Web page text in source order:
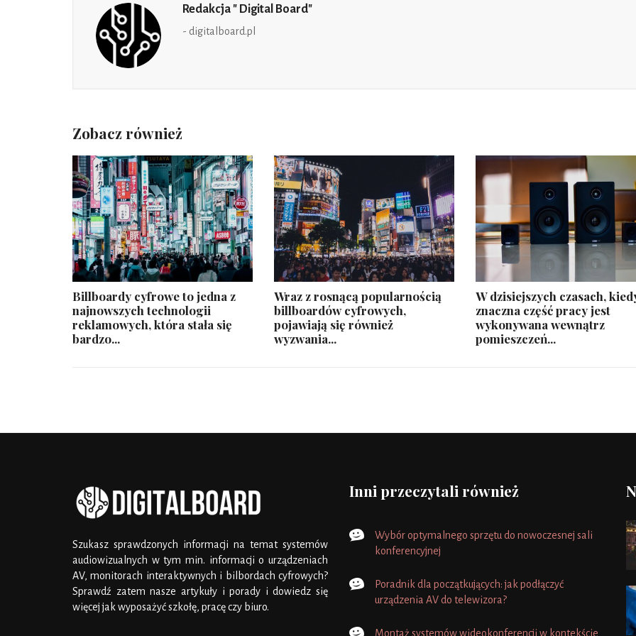
Redakcja " Digital Board"
- digitalboard.pl
Zobacz również
Billboardy cyfrowe to jedna z
najnowszych technologii
reklamowych, która stała się
bardzo...
Wraz z rosnącą popularnością
billboardów cyfrowych,
pojawiają się również
wyzwania...
W dzisiejszych czasach,
znaczna część pracy jest
wykonywana wewnątrz
pomieszczeń...
Szukasz sprawdzonych informacji na temat systemów
audiowizualnych w tym min. informacji o urządzeniach
AV, monitorach interaktywnych i bilbordach cyfrowych?
Sprawdź zatem nasze artykuły i porady i dowiedz się
więcej jak wyposażyć szkołę, pracę czy biuro.
Inni przeczytali również
Wybór optymalnego sprzętu do nowoczesnej sali
konferencyjnej
Poradnik dla początkujących: jak podłączyć
urządzenia AV do telewizora?
Montaż systemów wideokonferencji w kontekście